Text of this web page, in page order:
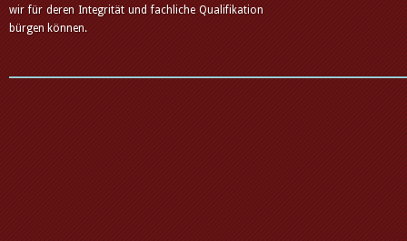
wir für deren Integrität und fachliche Qualifikation
bürgen können.